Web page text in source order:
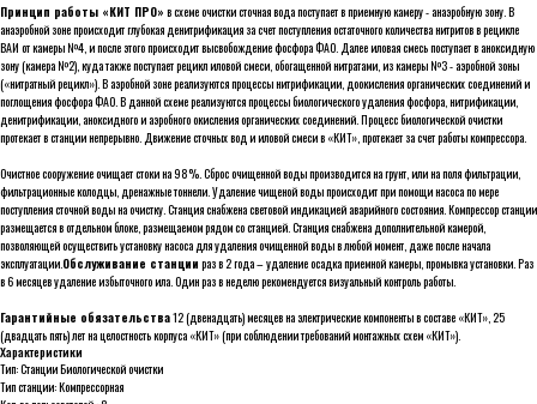
Принцип работы «КИТ ПРО» в схеме очистки сточная вода поступает в приемную камеру - анаэробную зону. В
анаэробной зоне происходит глубокая денитрификация за счет поступления остаточного количества нитритов в рецикле
ВАИ от камеры №4, и после этого происходит высвобождение фосфора ФАО. Далее иловая смесь поступает в аноксидную
зону (камера №2), куда также поступает рецикл иловой смеси, обогащенной нитратами, из камеры №3 - аэробной зоны
(«нитратный рецикл»). В аэробной зоне реализуются процессы нитрификации, доокисления органических соединений и
поглощения фосфора ФАО. В данной схеме реализуются процессы биологического удаления фосфора, нитрификации,
денитрификации, аноксидного и аэробного окисления органических соединений. Процесс биологической очистки
протекает в станции непрерывно. Движение сточных вод и иловой смеси в «КИТ», протекает за счет работы компрессора.
Очистное сооружение очищает стоки на 98%. Сброс очищенной воды производится на грунт, или на поля фильтрации,
фильтрационные колодцы, дренажные тоннели. Удаление чищеной воды происходит при помощи насоса по мере
поступления сточной воды на очистку. Станция снабжена световой индикацией аварийного состояния. Компрессор станции
размещается в отдельном блоке, размещаемом рядом со станцией. Станция снабжена дополнительной камерой,
позволяющей осуществить установку насоса для удаления очищенной воды в любой момент, даже после начала
эксплуатации. Обслуживание станции раз в 2 года – удаление осадка приемной камеры, промывка установки. Раз
в 6 месяцев удаление избыточного ила. Один раз в неделю рекомендуется визуальный контроль работы.
Гарантийные обязательства12 (двенадцать) месяцев на электрические компоненты в составе «КИТ», 25
(двадцать пять) лет на целостность корпуса «КИТ» (при соблюдении требований монтажных схем «КИТ»).
Характеристики
Тип: Станции Биологической очистки
Тип станции: Компрессорная